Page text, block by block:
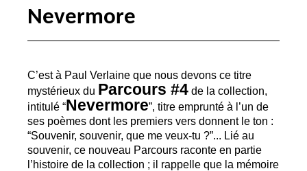
Nevermore
C’est à Paul Verlaine que nous devons ce titre
mystérieux du Parcours #4 de la collection,
intitulé “Nevermore”, titre emprunté à l’un de
ses poèmes dont les premiers vers donnent le ton :
“Souvenir, souvenir, que me veux-tu ?”... Lié au
souvenir, ce nouveau Parcours raconte en partie
l’histoire de la collection ; il rappelle que la mémoire